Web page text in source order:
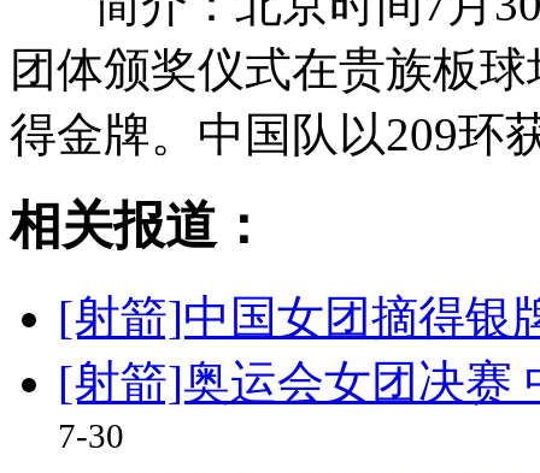
团体颁奖仪式在贵族板
得金牌。中国队以209环
相关报道：
[射箭]中国女团摘得银
[射箭]奥运会女团决赛
7-30